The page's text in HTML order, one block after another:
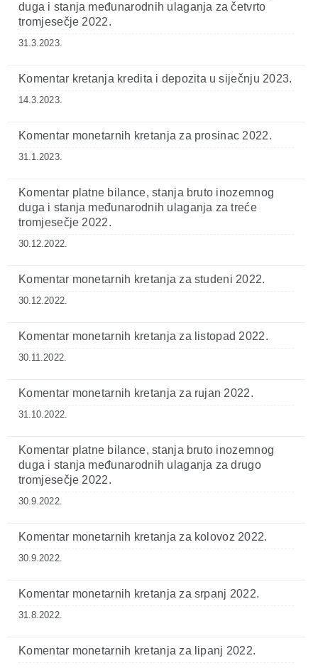
duga i stanja međunarodnih ulaganja za četvrto
tromjesečje 2022.
31.3.2023.
Komentar kretanja kredita i depozita u siječnju 2023.
14.3.2023.
Komentar monetarnih kretanja za prosinac 2022.
31.1.2023.
Komentar platne bilance, stanja bruto inozemnog
duga i stanja međunarodnih ulaganja za treće
tromjesečje 2022.
30.12.2022.
Komentar monetarnih kretanja za studeni 2022.
30.12.2022.
Komentar monetarnih kretanja za listopad 2022.
30.11.2022.
Komentar monetarnih kretanja za rujan 2022.
31.10.2022.
Komentar platne bilance, stanja bruto inozemnog
duga i stanja međunarodnih ulaganja za drugo
tromjesečje 2022.
30.9.2022.
Komentar monetarnih kretanja za kolovoz 2022.
30.9.2022.
Komentar monetarnih kretanja za srpanj 2022.
31.8.2022.
Komentar monetarnih kretanja za lipanj 2022.